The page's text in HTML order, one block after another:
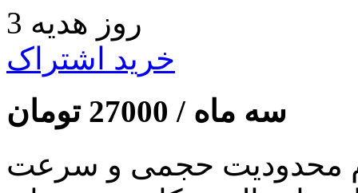
3 روز هدیه
خرید اشتراک
سه ماه / 27000 تومان
محدودیت حجمی و سرعت